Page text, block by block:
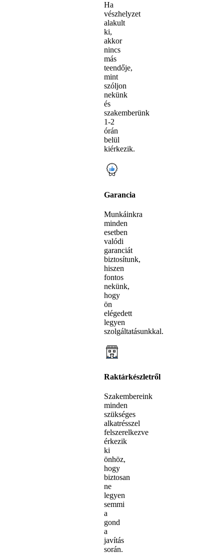
Ha
vészhelyzet
alakult
ki,
akkor
nincs
más
teendője,
mint
szóljon
nekünk
és
szakemberünk
1-2
órán
belül
kiérkezik.
Garancia
Munkáinkra
minden
esetben
valódi
garanciát
biztosítunk,
hiszen
fontos
nekünk,
hogy
ön
elégedett
legyen
szolgáltatásunkkal.
Raktárkészletről
Szakembereink
minden
szükséges
alkatrésszel
felszerelkezve
érkezik
ki
önhöz,
hogy
biztosan
ne
legyen
semmi
a
gond
a
javítás
során.